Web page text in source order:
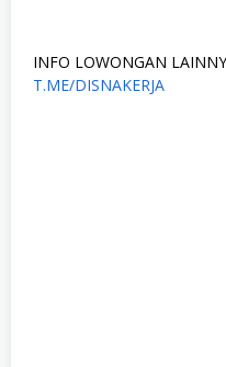
INFO LOWONGAN
T.ME/DISNAKERJA